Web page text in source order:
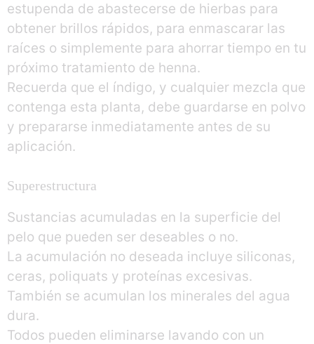
estupenda de abastecerse de hierbas para
obtener brillos rápidos, para enmascarar las
raíces o simplemente para ahorrar tiempo en tu
próximo tratamiento de henna.
Recuerda que el índigo, y cualquier mezcla que
contenga esta planta, debe guardarse en polvo
y prepararse inmediatamente antes de su
aplicación.
Superestructura
Sustancias acumuladas en la superficie del
pelo que pueden ser deseables o no.
La acumulación no deseada incluye siliconas,
ceras, poliquats y proteínas excesivas.
También se acumulan los minerales del agua
dura.
Todos pueden eliminarse lavando con un